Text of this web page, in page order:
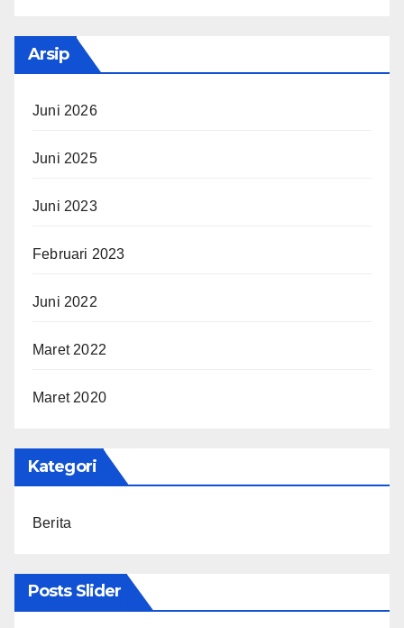
Arsip
Juni 2026
Juni 2025
Juni 2023
Februari 2023
Juni 2022
Maret 2022
Maret 2020
Kategori
Berita
Posts Slider